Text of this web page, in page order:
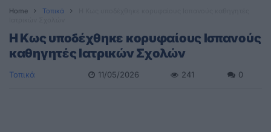
Home Τοπικά
Η Κως υποδέχθηκε κορυφαίους Ισπανούς
καθηγητές Ιατρικών Σχολών
Τοπικά 11/05/2026 241 0